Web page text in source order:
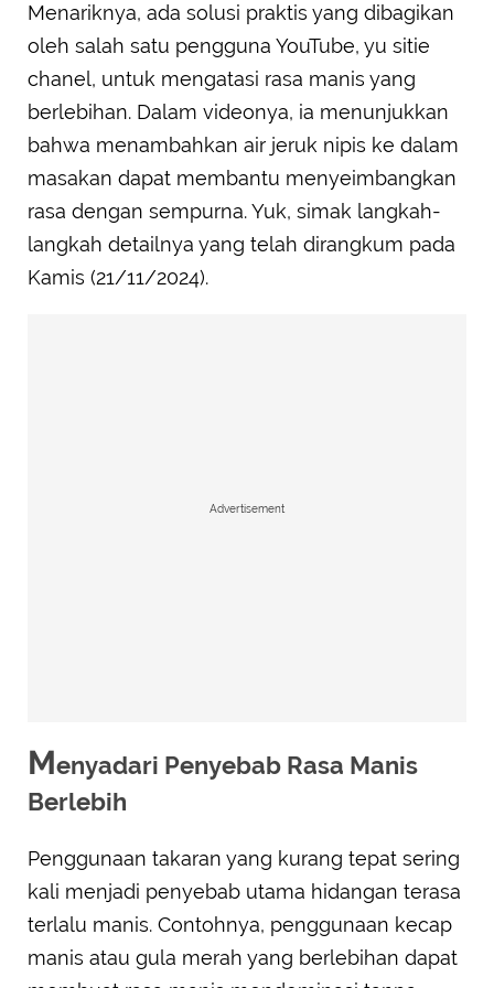
Menariknya, ada solusi praktis yang dibagikan
oleh salah satu pengguna YouTube, yu sitie
chanel, untuk mengatasi rasa manis yang
berlebihan. Dalam videonya, ia menunjukkan
bahwa menambahkan air jeruk nipis ke dalam
masakan dapat membantu menyeimbangkan
rasa dengan sempurna. Yuk, simak langkah-
langkah detailnya yang telah dirangkum pada
Kamis (21/11/2024).
Advertisement
Menyadari Penyebab Rasa Manis
Berlebih
Penggunaan takaran yang kurang tepat sering
kali menjadi penyebab utama hidangan terasa
terlalu manis. Contohnya, penggunaan kecap
manis atau gula merah yang berlebihan dapat